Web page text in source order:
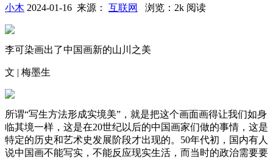
小木 2024-01-16 来源： 互联网 浏览：2k 阅读
李可染画出了中国画新的山川之美
文 | 梅墨生
所谓“写生方法形成实境美”，就是把这个画面画得让我们如身
临其境一样，这是在20世纪以后的中国画家们做的事情，这是
特定的历史和艺术史发展阶段才出现的。50年代初，国内有人
说中国画不能写实，不能反应现实生活，而当时的政治需要要